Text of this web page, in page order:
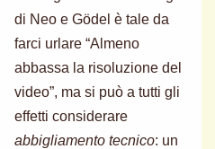
di Neo e Gödel è tale da
farci urlare “Almeno
abbassa la risoluzione del
video”, ma si può a tutti gli
effetti considerare
abbigliamento tecnico: un